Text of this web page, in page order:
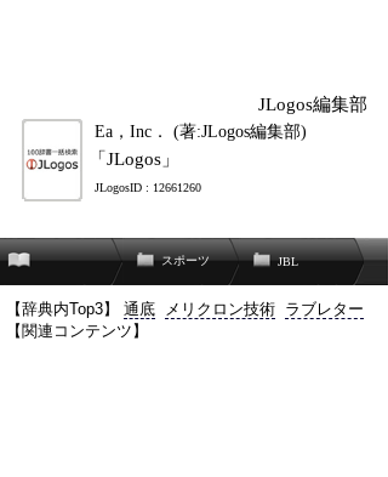
JLogos編集部
Ea，Inc． (著:JLogos編集部)
「JLogos」
JLogosID : 12661260
スポーツ JBL
【辞典内Top3】 通底 メリクロン技術 ラブレター
【関連コンテンツ】